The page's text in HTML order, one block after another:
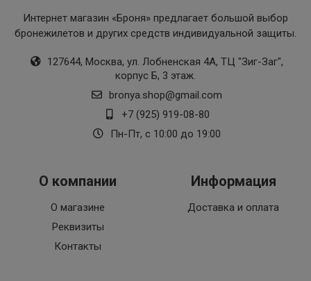
Интернет магазин «Броня» предлагает большой выбор
бронежилетов и других средств индивидуальной защиты.
127644, Москва, ул. Лобненская 4А, ТЦ "Зиг-Заг",
корпус Б, 3 этаж.
bronya.shop@gmail.com
+7 (925) 919-08-80
Пн-Пт, с 10:00 до 19:00
О компании
О магазине
Реквизиты
Контакты
Информация
Доставка и оплата